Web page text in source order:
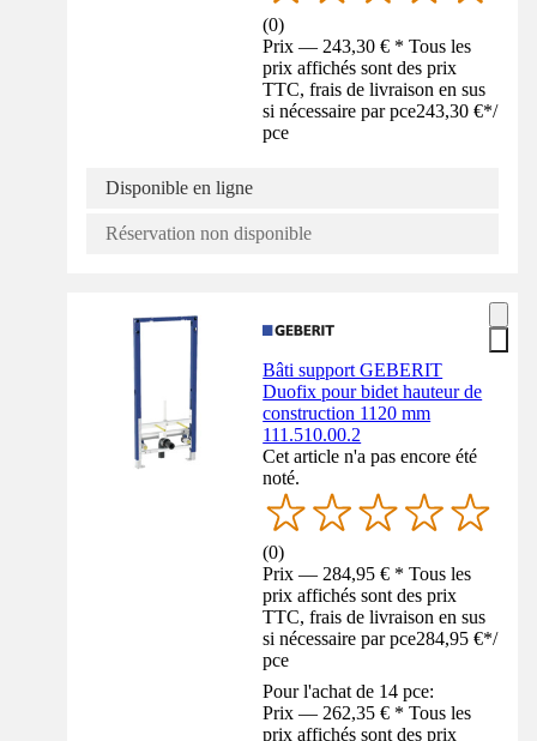
(0)
Prix — 243,30 € * Tous les
prix affichés sont des prix
TTC, frais de livraison en sus
si nécessaire par pce243,30 €*/
pce
Disponible en ligne
Réservation non disponible
Bâti support GEBERIT
Duofix pour bidet hauteur de
construction 1120 mm
111.510.00.2
Cet article n'a pas encore été
noté.
(0)
Prix — 284,95 € * Tous les
prix affichés sont des prix
TTC, frais de livraison en sus
si nécessaire par pce284,95 €*/
pce
Pour l'achat de 14 pce:
Prix — 262,35 € * Tous les
prix affichés sont des prix